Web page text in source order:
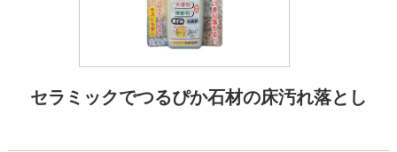
セラミックでつるぴか石材の床汚れ落とし